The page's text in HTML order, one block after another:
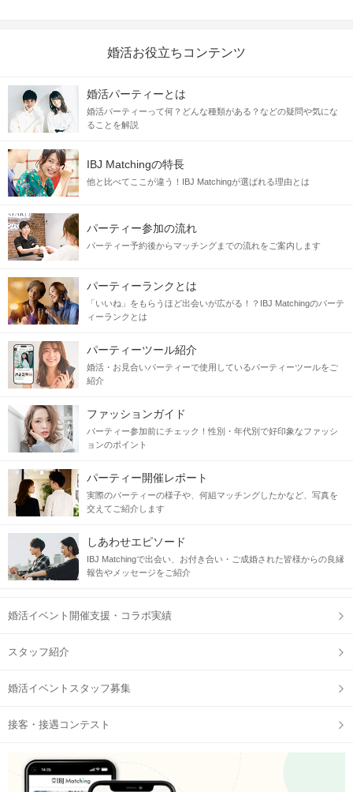
婚活お役立ちコンテンツ
婚活パーティーとは
婚活パーティーって何？どんな種類がある？などの疑問や気にな
ることを解説
IBJ Matchingの特長
他と比べてここが違う！IBJ Matchingが選ばれる理由とは
パーティー参加の流れ
パーティー予約後からマッチングまでの流れをご案内します
パーティーランクとは
「いいね」をもらうほど出会いが広がる！？IBJ Matchingのパーテ
ィーランクとは
パーティーツール紹介
婚活・お見合いパーティーで使用しているパーティーツールをご
紹介
ファッションガイド
パーティー参加前にチェック！性別・年代別で好印象なファッシ
ョンのポイント
パーティー開催レポート
実際のパーティーの様子や、何組マッチングしたかなど、写真を
交えてご紹介します
しあわせエピソード
IBJ Matchingで出会い、お付き合い・ご成婚された皆様からの良縁
報告やメッセージをご紹介
婚活イベント開催支援・コラボ実績
スタッフ紹介
婚活イベントスタッフ募集
接客・接遇コンテスト